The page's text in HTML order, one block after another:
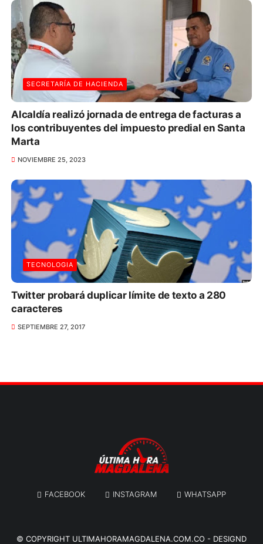
SECRETARÍA DE HACIENDA
Alcaldía realizó jornada de entrega de facturas a
los contribuyentes del impuesto predial en Santa
Marta
NOVIEMBRE 25, 2023
TECNOLOGIA
Twitter probará duplicar límite de texto a 280
caracteres
SEPTIEMBRE 27, 2017
FACEBOOK INSTAGRAM WHATSAPP
© COPYRIGHT ULTIMAHORAMAGDALENA.COM.CO - DESIGND